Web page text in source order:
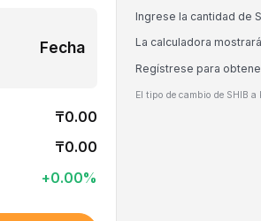
Fecha
₸0.00
₸0.00
+0.00%
Ingrese la cantidad de
La calculadora
Regístrese para
El tipo de cambio de SHIB